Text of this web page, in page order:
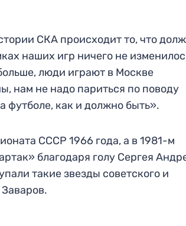
СКА происходит то, что
наших игр ничего не
люди играют в Москве
нам не надо париться по поводу
футболе, как и должно быть».
СССР 1966 года, а в 1981-м
благодаря голу Сергея
такие звезды советского и